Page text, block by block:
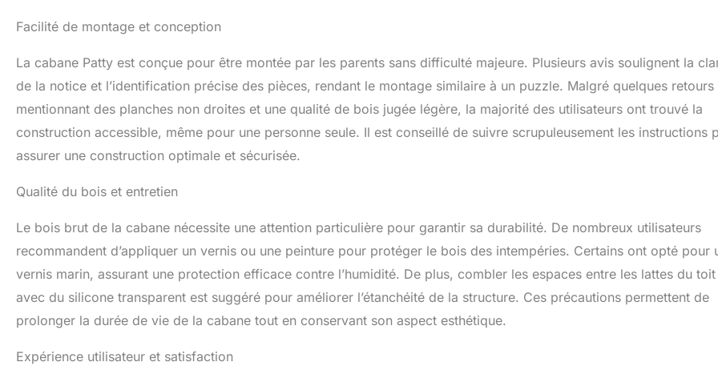
Facilité de montage et conception
La cabane Patty est conçue pour être montée par les parents sans difficulté majeure. Plusieurs avis soulignent la
de la notice et l’identification précise des pièces, rendant le montage similaire à un puzzle. Malgré quelques retours
mentionnant des planches non droites et une qualité de bois jugée légère, la majorité des utilisateurs ont trouvé la
construction accessible, même pour une personne seule. Il est conseillé de suivre scrupuleusement les instructions
assurer une construction optimale et sécurisée.
Qualité du bois et entretien
Le bois brut de la cabane nécessite une attention particulière pour garantir sa durabilité. De nombreux utilisateurs
recommandent d’appliquer un vernis ou une peinture pour protéger le bois des intempéries. Certains ont opté pour
vernis marin, assurant une protection efficace contre l’humidité. De plus, combler les espaces entre les lattes du toit
avec du silicone transparent est suggéré pour améliorer l’étanchéité de la structure. Ces précautions permettent de
prolonger la durée de vie de la cabane tout en conservant son aspect esthétique.
Expérience utilisateur et satisfaction